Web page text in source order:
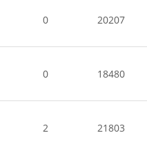
0 20207
0 18480
2 21803